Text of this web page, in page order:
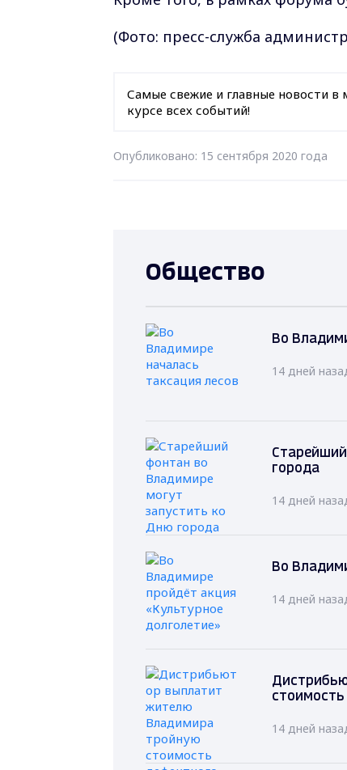
(Фото: пресс-служба
Самые свежие и главные новости в
курсе всех событий!
Опубликовано: 15 сентября 2020 года
Общество
Во
14 дней
города
14 дней
Во
14 дней
14 дней